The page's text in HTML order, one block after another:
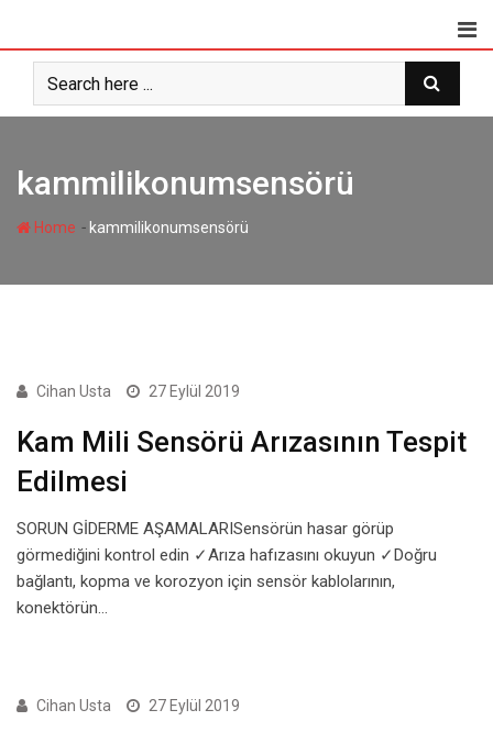
content
kammilikonumsensörü
Home - kammilikonumsensörü
OTO ARIZALARI
Cihan Usta 27 Eylül 2019
Kam Mili Sensörü Arızasının Tespit
Edilmesi
SORUN GİDERME AŞAMALARISensörün hasar görüp
görmediğini kontrol edin ✓Arıza hafızasını okuyun ✓Doğru
bağlantı, kopma ve korozyon için sensör kablolarının,
konektörün…
ACURA
Cihan Usta 27 Eylül 2019